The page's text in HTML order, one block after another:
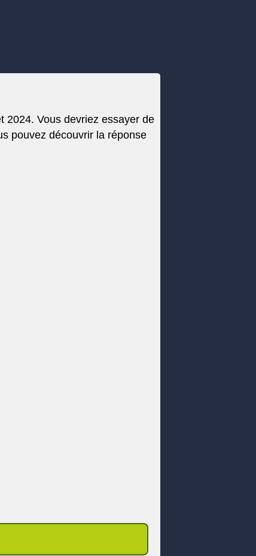
2024. Vous devriez essayer de
pouvez découvrir la réponse